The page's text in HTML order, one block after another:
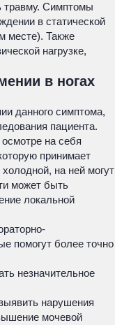
травму. Симптомы
в статической
месте). Также
нагрузке,
в ногах
данного симптома,
пациента.
на себя
принимает
на ней могут
может быть
локальной
помогут более точно
незначительное
нарушения
мочевой